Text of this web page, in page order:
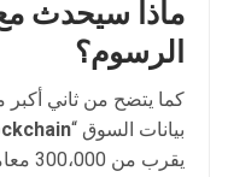
ماذا سيحدث
الرسوم؟
كما يتضح من ثاني
بيانات السوق “